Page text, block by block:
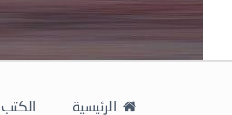
الرئيسية الكتب